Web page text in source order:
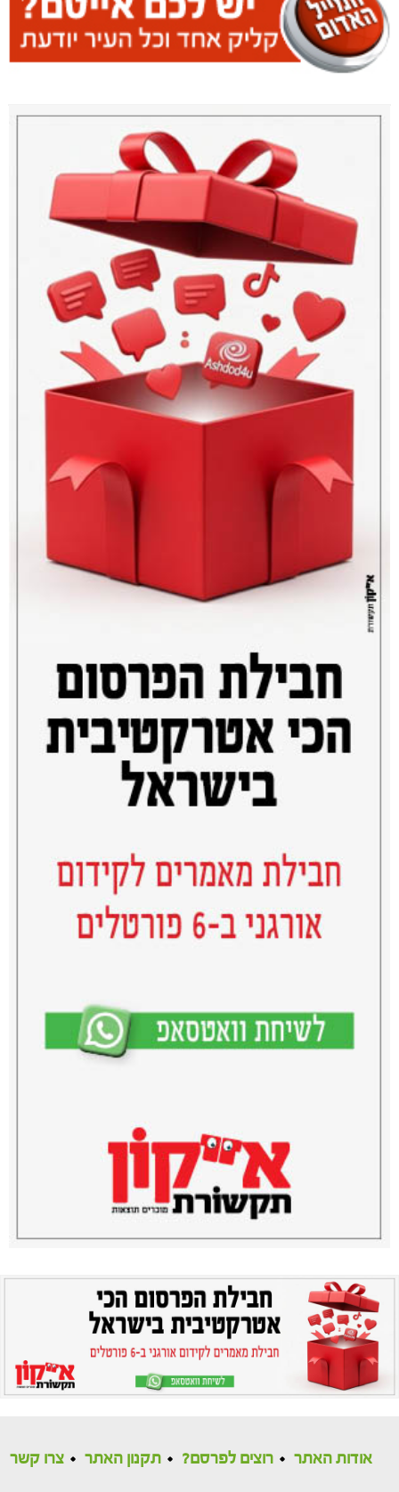
אודות האתר רוצים לפרסם? תקנון האתר צרו קשר